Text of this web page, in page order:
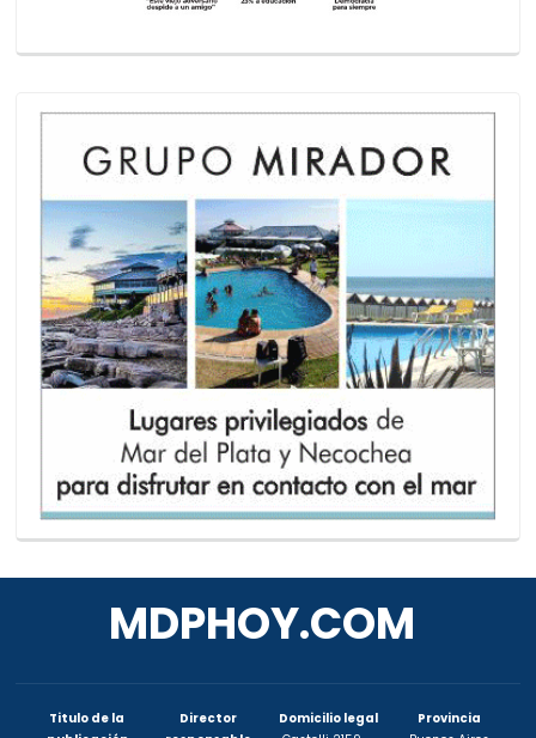
MDPHOY.COM
Titulo de la
Director
Domicilio legal
Provincia